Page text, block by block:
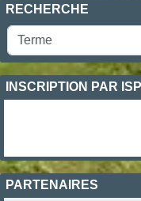
RECHERCHE
INSCRIPTION PAR
PARTENAIRES